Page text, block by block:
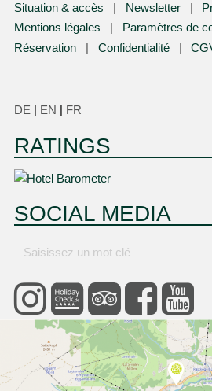
Situation & accès Newsletter
Mentions légales
Paramètres de
Réservation
Confidentialité
DE EN FR
RATINGS
SOCIAL MEDIA
Saisissez
mot
clé